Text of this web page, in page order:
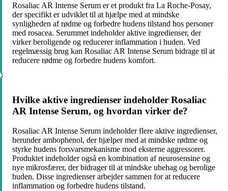
Rosaliac AR Intense Serum er et produkt fra La Roche-Posay,
der specifikt er udviklet til at hjælpe med at mindske
synligheden af rødme og forbedre hudens tilstand hos personer
med rosacea. Serummet indeholder aktive ingredienser, der
virker beroligende og reducerer inflammation i huden. Ved
regelmæssig brug kan Rosaliac AR Intense Serum bidrage til at
reducere rødme og forbedre hudens komfort.
Hvilke aktive ingredienser indeholder Rosaliac
AR Intense Serum, og hvordan virker de?
Rosaliac AR Intense Serum indeholder flere aktive ingredienser,
herunder ambophenol, der hjælper med at mindske rødme og
styrke hudens forsvarsmekanisme mod eksterne aggressorer.
Produktet indeholder også en kombination af neurosensine og
nye mikrosfærer, der bidrager til at mindske ubehag og berolige
huden. Disse ingredienser arbejder sammen for at reducere
inflammation og forbedre hudens tilstand.